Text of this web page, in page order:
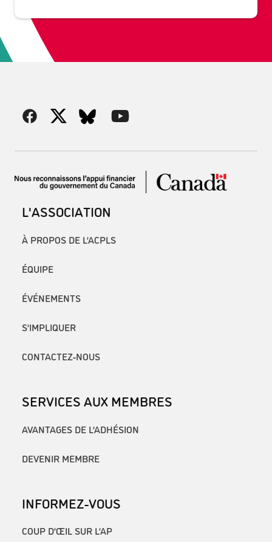
L'ASSOCIATION
À PROPOS DE L’ACPLS
ÉQUIPE
ÉVÉNEMENTS
S’IMPLIQUER
CONTACTEZ-NOUS
SERVICES AUX MEMBRES
AVANTAGES DE L’ADHÉSION
DEVENIR MEMBRE
INFORMEZ-VOUS
COUP D’ŒIL SUR L’AP